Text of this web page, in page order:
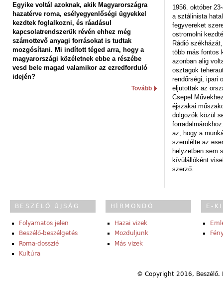
Egyike voltál azoknak, akik Magyarországra
hazatérve roma, esélyegyenlőségi ügyekkel
kezdtek foglalkozni, és ráadásul
kapcsolatrendszerük révén ehhez még
számottevő anyagi forrásokat is tudtak
mozgósítani. Mi indított téged arra, hogy a
magyarországi közéletnek ebbe a részébe
vesd bele magad valamikor az ezredforduló
idején?
Tovább
1956. október
a sztálinista
fegyvereket
ostromolni
Rádió
több más fontos
azonban alig
osztagok
rendőrségi, ipari
eljutottak az
Csepel
éjszakai
dolgozók közül
az, hogy a
szemlélte az
helyzetben sem
kívülállóként
szerző.
BESZÉLŐ ÚJSÁG
Folyamatos jelen
Beszélő-beszélgetés
Roma-dosszié
Kultúra
HÍRMONDÓ
Hazai vizek
Mozduljunk
Más vizek
E-
© Copyright 2016,